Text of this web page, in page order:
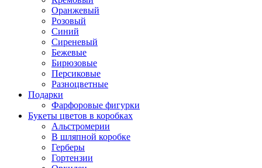
Оранжевый
Розовый
Синий
Сиреневый
Бежевые
Бирюзовые
Персиковые
Разноцветные
Подарки
Фарфоровые фигурки
Букеты цветов в коробках
Альстромерии
В шляпной коробке
Герберы
Гортензии